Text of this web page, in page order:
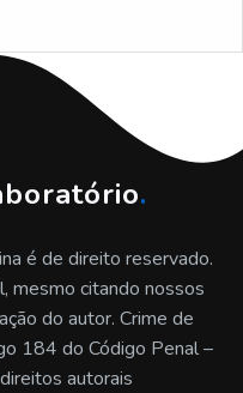
de resíduos
industrial
e caldeiras
caldeira a vapor
para caldeiras
.
é de direito reservado.
mesmo citando nossos
do autor. Crime de
184 do Código Penal –
autorais